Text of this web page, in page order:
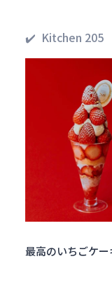
✔️ Kitchen 205
最高のいちごケ